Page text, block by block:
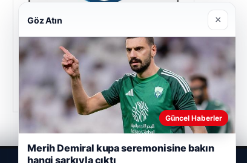
Cengiz Sigorta
23/06/2026
Göz Atın ×
Güncel Haberler
Merih Demiral kupa seremonisine bakın
hangi şarkıyla çıktı